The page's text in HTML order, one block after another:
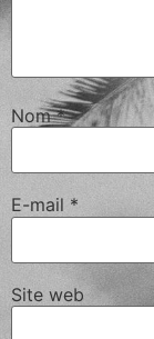
Nom*
E-mail *
Site web